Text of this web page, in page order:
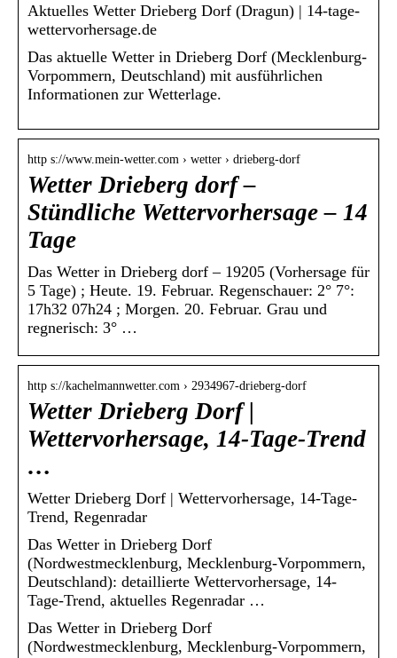
Aktuelles Wetter Drieberg Dorf (Dragun) | 14-tage-
wettervorhersage.de
Das aktuelle Wetter in Drieberg Dorf (Mecklenburg-
Vorpommern, Deutschland) mit ausführlichen
Informationen zur Wetterlage.
http s://www.mein-wetter.com › wetter › drieberg-dorf
Wetter Drieberg dorf –
Stündliche Wettervorhersage – 14
Tage
Das Wetter in Drieberg dorf – 19205 (Vorhersage für
5 Tage) ; Heute. 19. Februar. Regenschauer: 2° 7°:
17h32 07h24 ; Morgen. 20. Februar. Grau und
regnerisch: 3° …
http s://kachelmannwetter.com › 2934967-drieberg-dorf
Wetter Drieberg Dorf |
Wettervorhersage, 14-Tage-Trend
…
Wetter Drieberg Dorf | Wettervorhersage, 14-Tage-
Trend, Regenradar
Das Wetter in Drieberg Dorf
(Nordwestmecklenburg, Mecklenburg-Vorpommern,
Deutschland): detaillierte Wettervorhersage, 14-
Tage-Trend, aktuelles Regenradar …
Das Wetter in Drieberg Dorf
(Nordwestmecklenburg, Mecklenburg-Vorpommern,